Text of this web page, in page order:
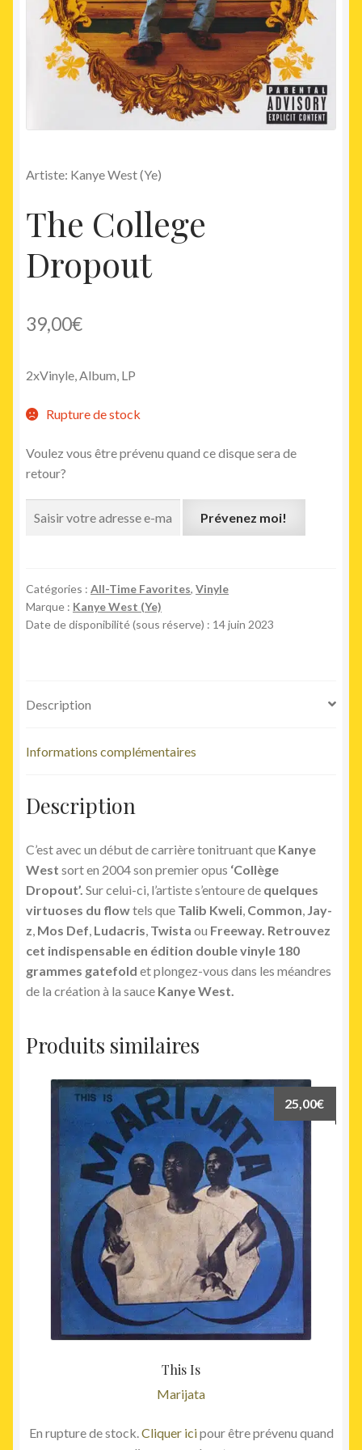
Artiste: Kanye West (Ye)
The College
Dropout
39,00€
2xVinyle, Album, LP
Rupture de stock
Voulez vous être prévenu quand ce disque sera de
retour?
Prévenez moi!
Catégories : All-Time Favorites, Vinyle
Marque : Kanye West (Ye)
Date de disponibilité (sous réserve) : 14 juin 2023
Description
Informations complémentaires
Description
C’est avec un début de carrière tonitruant que Kanye
West sort en 2004 son premier opus ‘Collège
Dropout’. Sur celui-ci, l’artiste s’entoure de quelques
virtuoses du flowtels que Talib Kweli, Common, Jay-
z, Mos Def, Ludacris, Twista ou Freeway. Retrouvez
cet indispensable en édition double vinyle 180
grammes gatefold et plongez-vous dans les méandres
de la création à la sauce Kanye West.
Produits similaires
This Is
Marijata
25,00€
En rupture de stock.Cliquer icipour être prévenu quand